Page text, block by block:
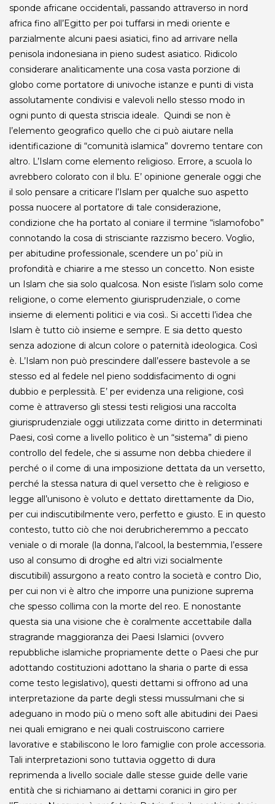
sponde africane occidentali, passando attraverso in nord
africa fino all’Egitto per poi tuffarsi in medi oriente e
parzialmente alcuni paesi asiatici, fino ad arrivare nella
penisola indonesiana in pieno sudest asiatico. Ridicolo
considerare analiticamente una cosa vasta porzione di
globo come portatore di univoche istanze e punti di vista
assolutamente condivisi e valevoli nello stesso modo in
ogni punto di questa striscia ideale. Quindi se non è
l’elemento geografico quello che ci può aiutare nella
identificazione di “comunità islamica” dovremo tentare con
altro. L’Islam come elemento religioso. Errore, a scuola lo
avrebbero colorato con il blu. E’ opinione generale oggi che
il solo pensare a criticare l’Islam per qualche suo aspetto
possa nuocere al portatore di tale considerazione,
condizione che ha portato al coniare il termine “islamofobo”
connotando la cosa di strisciante razzismo becero. Voglio,
per abitudine professionale, scendere un po’ più in
profondità e chiarire a me stesso un concetto. Non esiste
un Islam che sia solo qualcosa. Non esiste l’islam solo come
religione, o come elemento giurisprudenziale, o come
insieme di elementi politici e via così.. Si accetti l’idea che
Islam è tutto ciò insieme e sempre. E sia detto questo
senza adozione di alcun colore o paternità ideologica. Così
è. L’Islam non può prescindere dall’essere bastevole a se
stesso ed al fedele nel pieno soddisfacimento di ogni
dubbio e perplessità. E’ per evidenza una religione, così
come è attraverso gli stessi testi religiosi una raccolta
giurisprudenziale oggi utilizzata come diritto in determinati
Paesi, così come a livello politico è un “sistema” di pieno
controllo del fedele, che si assume non debba chiedere il
perché o il come di una imposizione dettata da un versetto,
perché la stessa natura di quel versetto che è religioso e
legge all’unisono è voluto e dettato direttamente da Dio,
per cui indiscutibilmente vero, perfetto e giusto. E in questo
contesto, tutto ciò che noi derubricheremmo a peccato
veniale o di morale (la donna, l’alcool, la bestemmia, l’essere
uso al consumo di droghe ed altri vizi socialmente
discutibili) assurgono a reato contro la società e contro Dio,
per cui non vi è altro che imporre una punizione suprema
che spesso collima con la morte del reo. E nonostante
questa sia una visione che è coralmente accettabile dalla
stragrande maggioranza dei Paesi Islamici (ovvero
repubbliche islamiche propriamente dette o Paesi che pur
adottando costituzioni adottano la sharia o parte di essa
come testo legislativo), questi dettami si offrono ad una
interpretazione da parte degli stessi mussulmani che si
adeguano in modo più o meno soft alle abitudini dei Paesi
nei quali emigrano e nei quali costruiscono carriere
lavorative e stabiliscono le loro famiglie con prole accessoria.
Tali interpretazioni sono tuttavia oggetto di dura
reprimenda a livello sociale dalle stesse guide delle varie
entità che si richiamano ai dettami coranici in giro per